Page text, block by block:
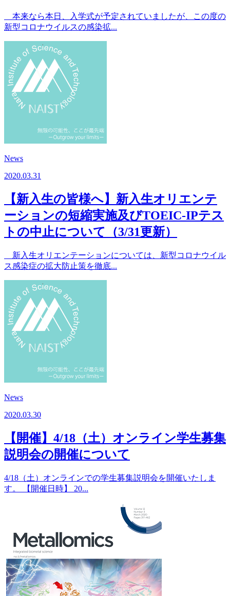
本来なら本日、入学式が予定されていましたが、この度の
新型コロナウイルスの感染拡...
News
2020.03.31
【新入生の皆様へ】新⼊⽣オリエンテ
ーションの短縮実施及びTOEIC-IPテス
トの中止について（3/31更新）
新入生オリエンテーションについては、新型コロナウイル
ス感染症の拡大防止策を徹底...
News
2020.03.30
【開催】4/18（土）オンライン学生募集
説明会の開催について
4/18（土）オンラインでの学生募集説明会を開催いたしま
す。 【開催日時】 20...